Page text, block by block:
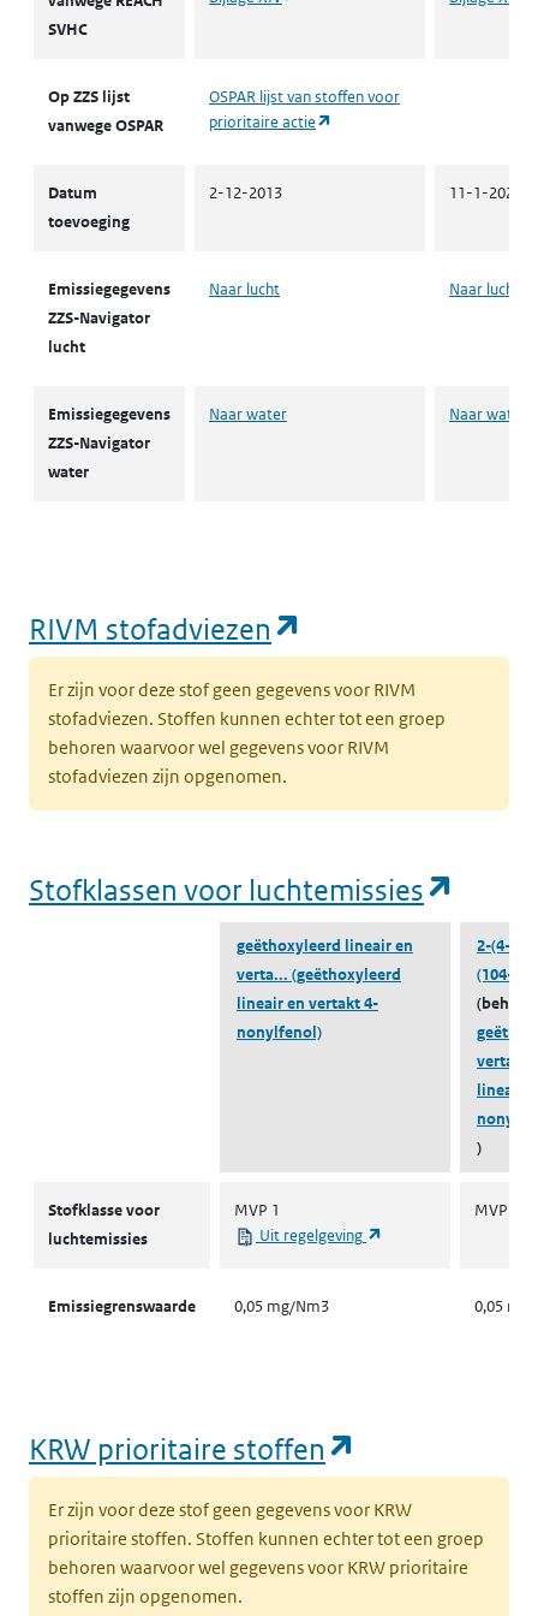
SVHC
Op ZZS lijst
vanwege OSPAR
OSPAR lijst van stoffen voor
prioritaire actie
Datum
toevoeging
2-12-2013 11-1-2022
Emissiegegevens
ZZS-Navigator
lucht
Naar lucht Naar lucht
Emissiegegevens
ZZS-Navigator
water
Naar water Naar water
RIVM stofadviezen
Er zijn voor deze stof geen gegevens voor RIVM
stofadviezen. Stoffen kunnen echter tot een groep
behoren waarvoor wel gegevens voor RIVM
stofadviezen zijn opgenomen.
Stofklassen voor luchtemissies
geëthoxyleerd lineair en
verta... (geëthoxyleerd
lineair en vertakt 4-
nonylfenol)
2-(4-
(104-
verta...
lineair
)
Stofklasse voor
luchtemissies
MVP 1
Uit regelgeving
MVP 1
Emissiegrenswaarde 0,05 mg/Nm3 0,05
KRW prioritaire stoffen
Er zijn voor deze stof geen gegevens voor KRW
prioritaire stoffen. Stoffen kunnen echter tot een groep
behoren waarvoor wel gegevens voor KRW prioritaire
stoffen zijn opgenomen.